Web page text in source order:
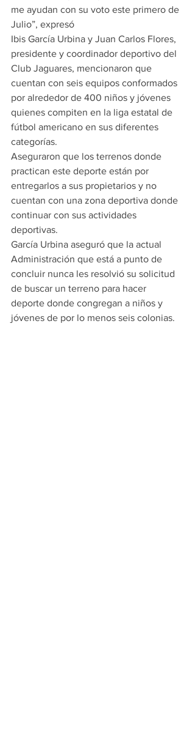
me ayudan con su voto este primero de
Julio”, expresó
Ibis García Urbina y Juan Carlos Flores,
presidente y coordinador deportivo del
Club Jaguares, mencionaron que
cuentan con seis equipos conformados
por alrededor de 400 niños y jóvenes
quienes compiten en la liga estatal de
fútbol americano en sus diferentes
categorías.
Aseguraron que los terrenos donde
practican este deporte están por
entregarlos a sus propietarios y no
cuentan con una zona deportiva donde
continuar con sus actividades
deportivas.
García Urbina aseguró que la actual
Administración que está a punto de
concluir nunca les resolvió su solicitud
de buscar un terreno para hacer
deporte donde congregan a niños y
jóvenes de por lo menos seis colonias.